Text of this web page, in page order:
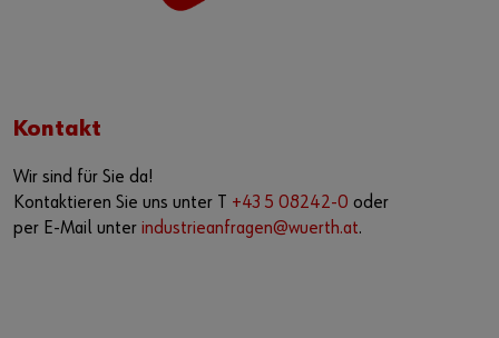
Kontakt
Wir sind für Sie da!
Kontaktieren Sie uns unter T +43 5 08242-0 oder
per E-Mail unter industrieanfragen@wuerth.at.